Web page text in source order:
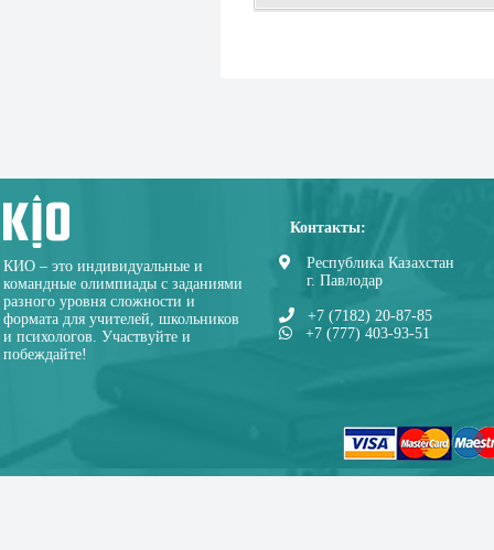
КИО – это индивидуальные и
командные олимпиады с заданиями
разного уровня сложности и
формата для учителей, школьников
и психологов. Участвуйте и
побеждайте!
Контакты:
Республика Казахстан
г. Павлодар
+7 (7182) 20-87-85
+7 (777) 403-93-51